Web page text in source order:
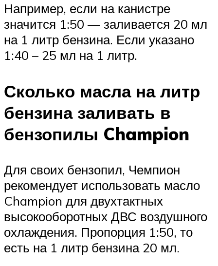
Например, если на канистре
значится 1:50 — заливается 20 мл
на 1 литр бензина. Если указано
1:40 – 25 мл на 1 литр.
Сколько масла на литр
бензина заливать в
бензопилы Champion
Для своих бензопил, Чемпион
рекомендует использовать масло
Champion для двухтактных
высокооборотных ДВС воздушного
охлаждения. Пропорция 1:50, то
есть на 1 литр бензина 20 мл.